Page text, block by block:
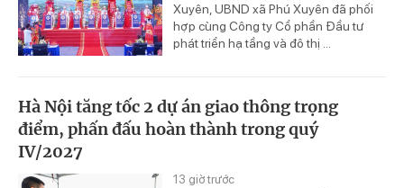
Xuyên, UBND xã Phú Xuyên đã phối
hợp cùng Công ty Cổ phần Đầu tư
phát triển hạ tầng và đô thị ...
Hà Nội tăng tốc 2 dự án giao thông trọng
điểm, phấn đấu hoàn thành trong quý
IV/2027
13 giờ trước